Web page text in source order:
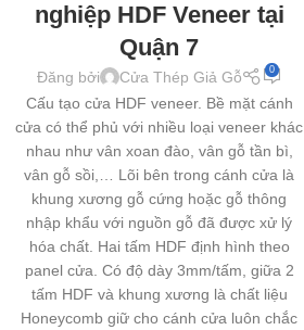
nghiệp HDF Veneer tại
Quận 7
Đăng bởi Cửa Thép Giả Gỗ 0
Cấu tạo cửa HDF veneer. Bề mặt cánh
cửa có thể phủ với nhiều loại veneer khác
nhau như vân xoan đào, vân gỗ tần bì,
vân gỗ sồi,… Lõi bên trong cánh cửa là
khung xương gỗ cứng hoặc gỗ thông
nhập khẩu với nguồn gỗ đã được xử lý
hóa chất. Hai tấm HDF định hình theo
panel cửa. Có độ dày 3mm/tấm, giữa 2
tấm HDF và khung xương là chất liệu
Honeycomb giữ cho cánh cửa luôn chắc